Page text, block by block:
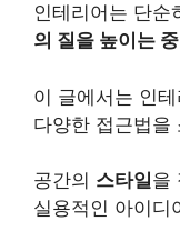
인테리어는 단순
의 질을 높이는
이 글에서는 인
다양한 접근법을
공간의 스타일을
실용적인 아이디